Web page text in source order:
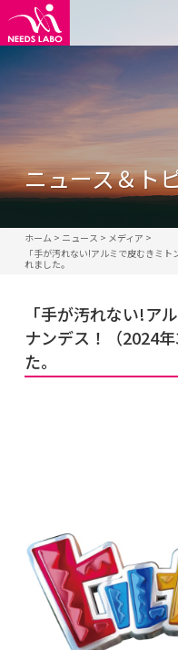
ニュース＆ト
ホーム > ニュース > メディア >
「手が汚れない!アルミで皮むきミ
れました。
「手が汚れない!ア
ナンデス！（2024
た。